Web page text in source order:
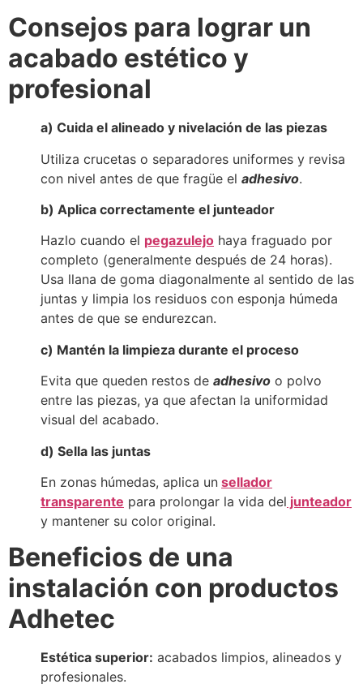
Consejos para lograr un
acabado estético y
profesional
a) Cuida el alineado y nivelación de las piezas
Utiliza crucetas o separadores uniformes y revisa
con nivel antes de que fragüe el adhesivo.
b) Aplica correctamente el junteador
Hazlo cuando el pegazulejo haya fraguado por
completo (generalmente después de 24 horas).
Usa llana de goma diagonalmente al sentido de las
juntas y limpia los residuos con esponja húmeda
antes de que se endurezcan.
c) Mantén la limpieza durante el proceso
Evita que queden restos de adhesivo o polvo
entre las piezas, ya que afectan la uniformidad
visual del acabado.
d) Sella las juntas
En zonas húmedas, aplica un sellador
transparente para prolongar la vida del junteador
y mantener su color original.
Beneficios de una
instalación con productos
Adhetec
Estética superior: acabados limpios, alineados y
profesionales.